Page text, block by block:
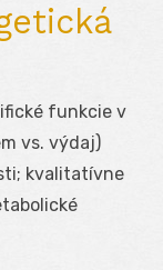
funkcie v
vs. výdaj)
kvalitatívne